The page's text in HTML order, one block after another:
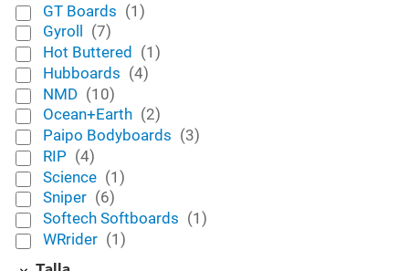
GT Boards (1)
Gyroll
(7)
Hot Buttered
(1)
Hubboards (4)
NMD (10)
Ocean+Earth (2)
Paipo Bodyboards (3)
RIP (4)
Science (1)
Sniper (6)
Softech Softboards (1)
WRrider (1)